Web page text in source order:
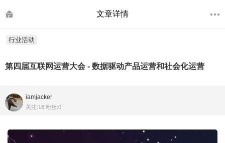
文章详情
行业活动
第四届互联网运营大会 - 数据驱动产品运营和社会化运营
iamjacker
关注:18 粉丝:0